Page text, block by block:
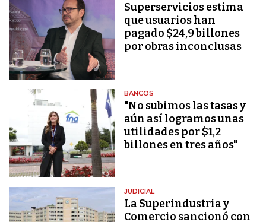
Superservicios estima
que usuarios han
pagado $24,9 billones
por obras inconclusas
BANCOS
"No subimos las tasas y
aún así logramos unas
utilidades por $1,2
billones en tres años"
JUDICIAL
La Superindustria y
Comercio sancionó con